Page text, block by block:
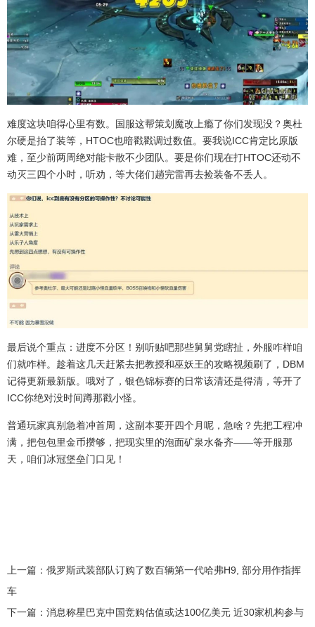
难度这块咱得心里有数。国服这帮策划魔改上瘾了你们发现没？奥杜
尔硬是抬了装等，HTOC也暗戳戳调过数值。要我说ICC肯定比原版
难，至少前两周绝对能卡散不少团队。要是你们现在打HTOC还动不
动灭三四个小时，听劝，等大佬们趟完雷再去捡装备不丢人。
最后说个重点：进度不分区！别听贴吧那些舅舅党瞎扯，外服咋样咱
们就咋样。趁着这几天赶紧去把教授和巫妖王的攻略视频刷了，DBM
记得更新最新版。哦对了，银色锦标赛的日常该清还是得清，等开了
ICC你绝对没时间蹲那戳小怪。
普通玩家真别急着冲首周，这副本要开四个月呢，急啥？先把工程冲
满，把包包里金币攒够，把现实里的泡面矿泉水备齐——等开服那
天，咱们冰冠堡垒门口见！
上一篇： 俄罗斯武装部队订购了数百辆第一代哈弗H9, 部分用作指挥
车
下一篇： 消息称星巴克中国竞购估值或达100亿美元 近30家机构参与